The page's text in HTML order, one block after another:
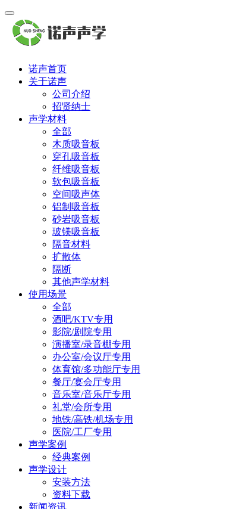
诺声首页
关于诺声
公司介绍
招贤纳士
声学材料
全部
木质吸音板
穿孔吸音板
纤维吸音板
软包吸音板
空间吸声体
铝制吸音板
砂岩吸音板
玻镁吸音板
隔音材料
扩散体
隔断
其他声学材料
使用场景
全部
酒吧/KTV专用
影院/剧院专用
演播室/录音棚专用
办公室/会议厅专用
体育馆/多功能厅专用
餐厅/宴会厅专用
音乐室/音乐厅专用
礼堂/会所专用
地铁/高铁/机场专用
医院/工厂专用
声学案例
经典案例
声学设计
安装方法
资料下载
新闻资讯